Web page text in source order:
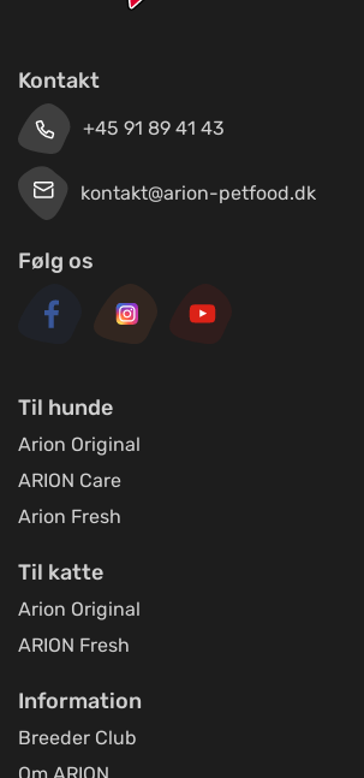
Kontakt
+45 91 89 41 43
kontakt@arion-petfood.dk
Følg os
Til hunde
Arion Original
ARION Care
Arion Fresh
Til katte
Arion Original
ARION Fresh
Information
Breeder Club